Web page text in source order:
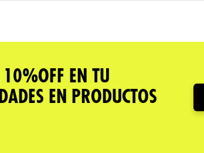
10%OFF EN TU
EN PRODUCTOS